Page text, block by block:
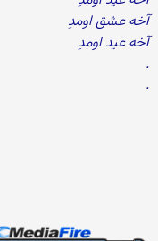
آخه عشق اومدِ
آخه عید اومدِ
.
.